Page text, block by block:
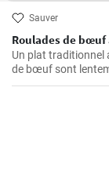
Sauver
Roulades de bœuf
Un plat traditionnel
de bœuf sont
est tendre et
arômes du bacon,